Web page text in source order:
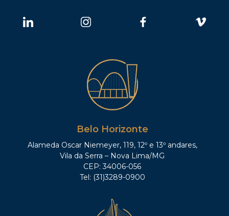
Belo Horizonte
Alameda Oscar Niemeyer, 119, 12º e 13º andares,
Vila da Serra – Nova Lima/MG
CEP: 34006-056
Tel: (31)3289-0900